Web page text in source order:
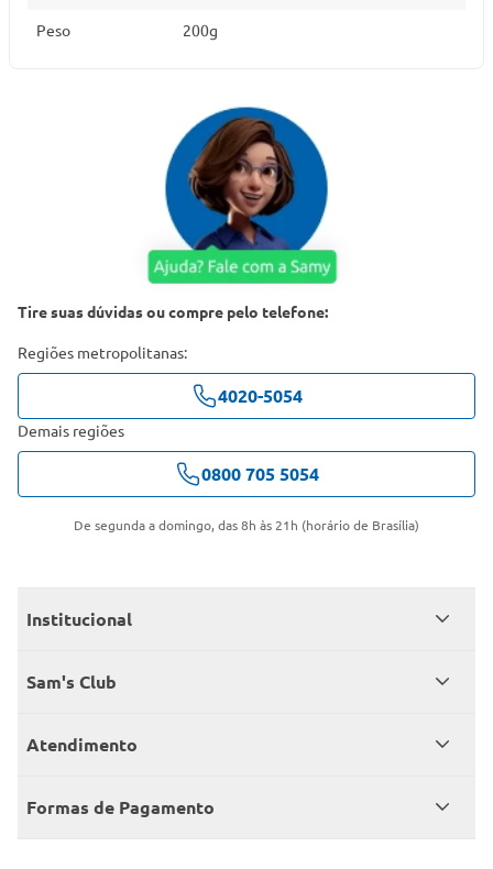
Peso 200g
Tire suas dúvidas ou compre pelo telefone:
Regiões metropolitanas:
4020-5054
Demais regiões
0800 705 5054
De segunda a domingo, das 8h às 21h (horário de Brasília)
Institucional
Quem somos
Encontre um Clube
Sam's Club
Seja sócio
Member’s Mark
Atendimento
Fale conosco
Atendimento em libras
Formas de Pagamento